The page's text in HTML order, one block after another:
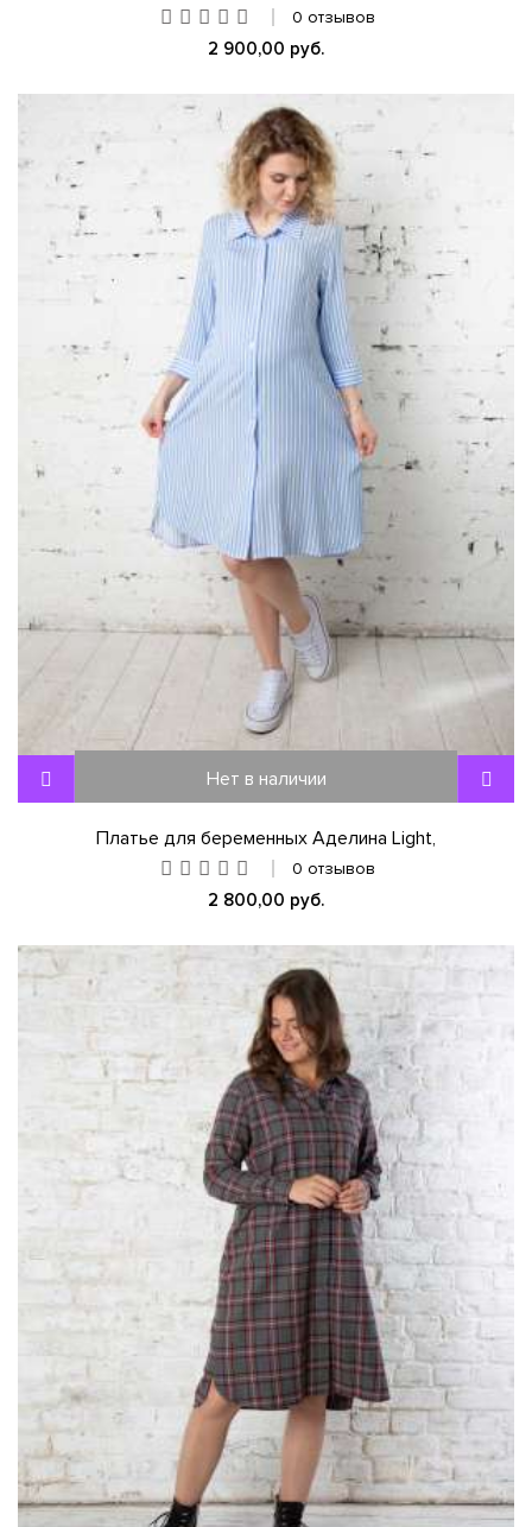
0 отзывов
2 900,00 руб.
Нет в наличии
Платье для беременных Аделина Light,
0 отзывов
2 800,00 руб.